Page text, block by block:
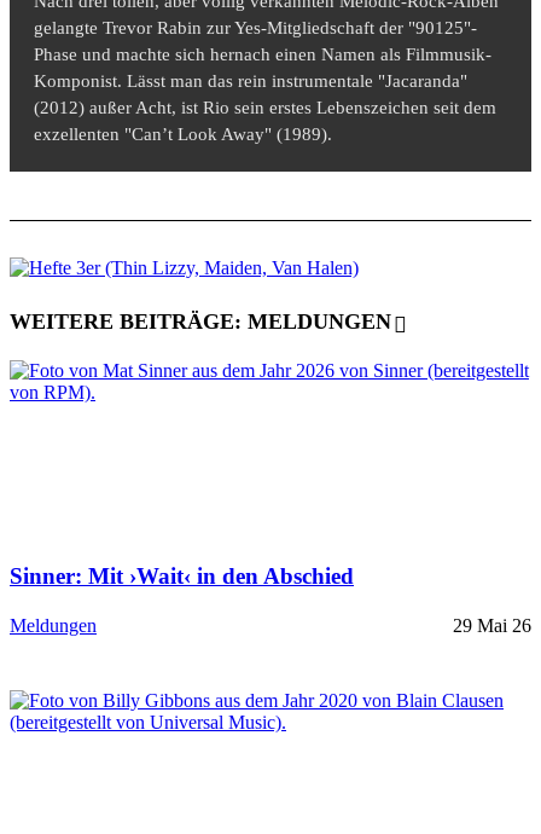
gelangte Trevor Rabin zur Yes-Mitgliedschaft der "90125"-
Phase und machte sich hernach einen Namen als Filmmusik-
Komponist. Lässt man das rein instrumentale "Jacaranda"
(2012) außer Acht, ist Rio sein erstes Lebenszeichen seit dem
exzellenten "Can’t Look Away" (1989).
WEITERE BEITRÄGE: MELDUNGEN
Sinner: Mit ›Wait‹ in den Abschied
Meldungen 29 Mai 26